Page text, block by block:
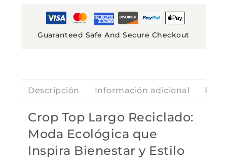
Guaranteed Safe And Secure Checkout
Descripción Información adicional
Crop Top Largo Reciclado:
Moda Ecológica que
Inspira Bienestar y Estilo